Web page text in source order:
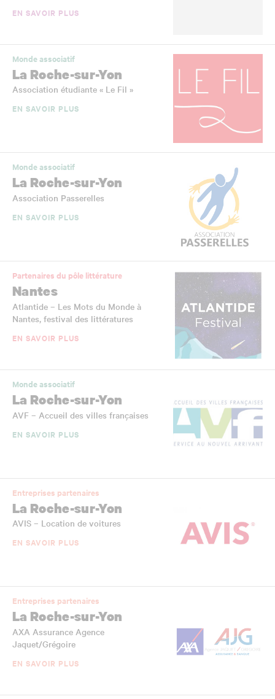
EN SAVOIR PLUS
Monde associatif
La Roche-sur-Yon
Association étudiante « Le Fil »
EN SAVOIR PLUS
Monde associatif
La Roche-sur-Yon
Association Passerelles
EN SAVOIR PLUS
Partenaires du pôle littérature
Nantes
Atlantide – Les Mots du Monde à
Nantes, festival des littératures
EN SAVOIR PLUS
Monde associatif
La Roche-sur-Yon
AVF – Accueil des villes françaises
EN SAVOIR PLUS
Entreprises partenaires
La Roche-sur-Yon
AVIS – Location de voitures
EN SAVOIR PLUS
Entreprises partenaires
La Roche-sur-Yon
AXA Assurance Agence
Jaquet/Grégoire
EN SAVOIR PLUS